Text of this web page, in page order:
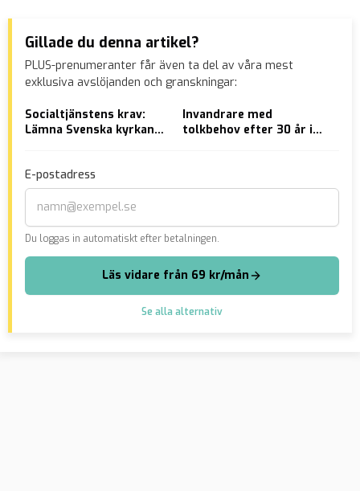
Gillade du denna artikel?
PLUS-prenumeranter får även ta del av våra mest
exklusiva avslöjanden och granskningar:
Socialtjänstens krav:
Lämna Svenska kyrkan
Invandrare med
tolkbehov efter 30 år i
E-postadress
Du loggas in automatiskt efter betalningen.
Läs vidare från 69 kr/mån
Se alla alternativ